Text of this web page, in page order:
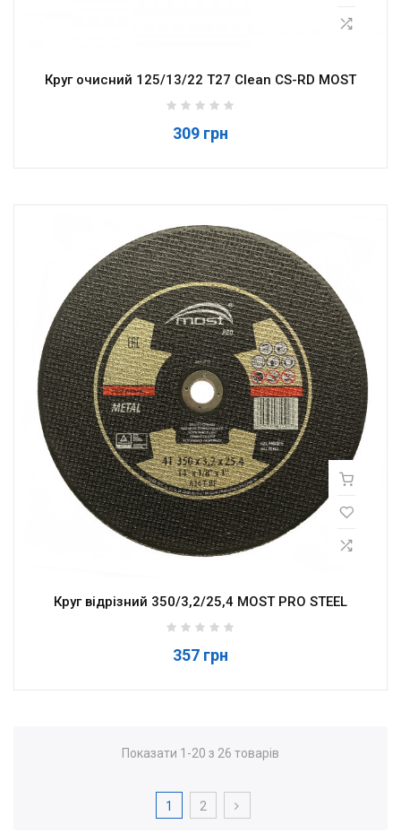
Круг очисний 125/13/22 T27 Clean CS-RD MOST
309 грн
Круг відрізний 350/3,2/25,4 MOST PRO STEEL
357 грн
Показати 1-20 з 26 товарів
1 2